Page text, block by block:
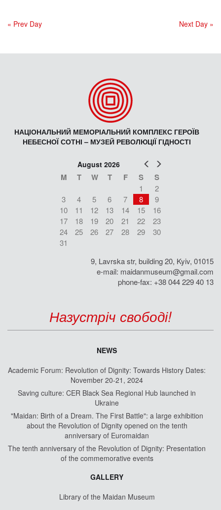
« Prev Day Next Day »
НАЦІОНАЛЬНИЙ МЕМОРІАЛЬНИЙ КОМПЛЕКС ГЕРОЇВ
НЕБЕСНОЇ СОТНІ – МУЗЕЙ РЕВОЛЮЦІЇ ГІДНОСТІ
Prev
August 2026
M T W T F S S
1
2
3
4 5 6 7 8
9
10
11 12 13 14 15
16
17
18 19 20 21 22
23
24
25 26 27 28 29
30
31
9, Lavrska str, building 20, Kyiv, 01015
e-mail: maidanmuseum@gmail.com
phone-fax: +38 044 229 40 13
Назустріч свободі!
NEWS
Academic Forum: Revolution of Dignity: Towards History Dates:
November 20-21, 2024
Saving culture: CER Black Sea Regional Hub launched in
Ukraine
"Maidan: Birth of a Dream. The First Battle": a large exhibition
about the Revolution of Dignity opened on the tenth
anniversary of Euromaidan
The tenth anniversary of the Revolution of Dignity: Presentation
of the commemorative events
GALLERY
Library of the Maidan Museum